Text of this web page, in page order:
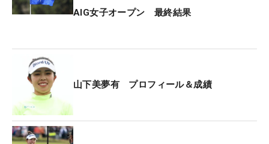
ーデビューから3試合連続で予選落ちを喫したもの
の、2020年「スタンレーレディス」で初のトップ
10入り（5位）。以降は予選落ちを大幅に減らし、
2021年「KKT杯バンテリンレディス」で初優勝を手
にした。
AIG女子オープン 最終結果
山下美夢有 プロフィール＆成績